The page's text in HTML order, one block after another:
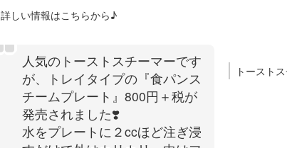
詳しい情報はこちらから♪
人気のトーストスチーマーです
が、トレイタイプの『食パンス
チームプレート』800円＋税が
発売されました❣️
水をプレートに２ccほど注ぎ浸
トースト